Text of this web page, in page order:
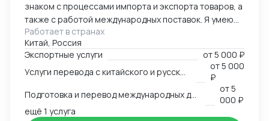
знаком с процессами импорта и экспорта товаров, а
также с работой международных поставок. Я умею
вести переговоры с зарубежными партнерами,
заключать контракты, а также решать вопросы,
связанные с логистикой и таможней. Могу
предоставить консультации по внешней торговле.
Работает в странах
Китай, Россия
Экспортные услуги
от5 000 ₽
от5 000
₽
от5
000 ₽
ещё 1 услуга